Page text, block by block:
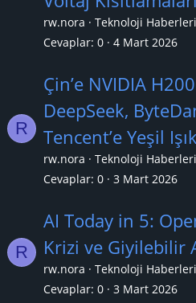
rw.nora
Teknoloji Haberleri
Cevaplar 0 4 Mart 2026
R
Çin’e NVIDIA
DeepSeek,
Tencent’e Yeşil Işık
rw.nora
Teknoloji Haberleri
Cevaplar 0 3 Mart 2026
R
AI Today in 5:
Krizi ve Giyilebilir
rw.nora
Teknoloji Haberleri
Cevaplar 0 3 Mart 2026